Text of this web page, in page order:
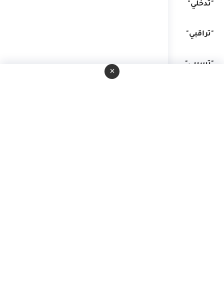
"تدخلي"
"تراقبي"
"تسيبي"
×